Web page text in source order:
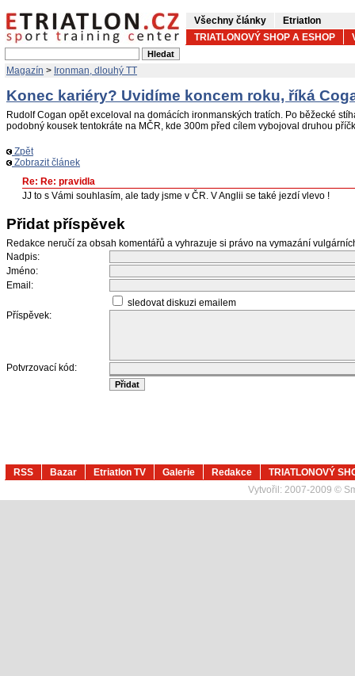
Všechny články
Etriatlon
TRIATLONOVÝ SHOP A ESHOP
Magazín > Ironman, dlouhý TT
Konec kariéry? Uvidíme koncem roku, říká
Rudolf Cogan opět exceloval na domácích ironmanských tratích. Po běžecké
podobný kousek tentokráte na MČR, kde 300m před cílem vybojoval druhou
Zpět
Zobrazit článek
Re: Re: pravidla
JJ to s Vámi souhlasím, ale tady jsme v ČR. V Anglii se také jezdí vlevo !
Přidat příspěvek
Redakce neručí za obsah komentářů a vyhrazuje si právo na vymazání
Nadpis:
Jméno:
Email:
sledovat diskuzi emailem
Příspěvek:
Potvrzovací kód:
RSS Bazar Etriatlon TV Galerie Redakce
TRIATLONOVÝ
Vytvořil: 2007-2009 ©